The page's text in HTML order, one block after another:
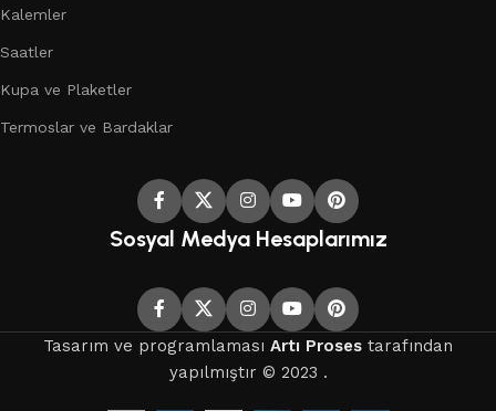
Kalemler
Saatler
Kupa ve Plaketler
Termoslar ve Bardaklar
Sosyal Medya Hesaplarımız
Tasarım ve programlaması Artı Proses tarafından
yapılmıştır © 2023 .